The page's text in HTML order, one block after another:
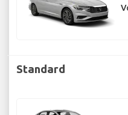
Standard